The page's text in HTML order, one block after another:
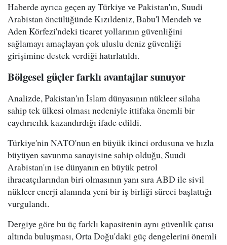
Haberde ayrıca geçen ay Türkiye ve Pakistan'ın, Suudi
Arabistan öncülüğünde Kızıldeniz, Babu'l Mendeb ve
Aden Körfezi'ndeki ticaret yollarının güvenliğini
sağlamayı amaçlayan çok uluslu deniz güvenliği
girişimine destek verdiği hatırlatıldı.
Bölgesel güçler farklı avantajlar sunuyor
Analizde, Pakistan'ın İslam dünyasının nükleer silaha
sahip tek ülkesi olması nedeniyle ittifaka önemli bir
caydırıcılık kazandırdığı ifade edildi.
Türkiye'nin NATO'nun en büyük ikinci ordusuna ve hızla
büyüyen savunma sanayisine sahip olduğu, Suudi
Arabistan'ın ise dünyanın en büyük petrol
ihracatçılarından biri olmasının yanı sıra ABD ile sivil
nükleer enerji alanında yeni bir iş birliği süreci başlattığı
vurgulandı.
Dergiye göre bu üç farklı kapasitenin aynı güvenlik çatısı
altında buluşması, Orta Doğu'daki güç dengelerini önemli